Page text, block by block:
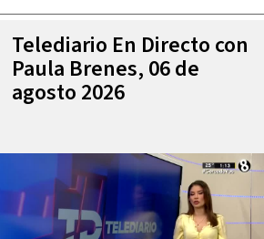
Telediario En Directo con
Paula Brenes, 06 de
agosto 2026